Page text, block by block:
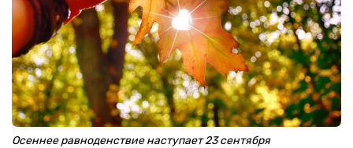
Осеннее равноденствие наступает 23 сентября